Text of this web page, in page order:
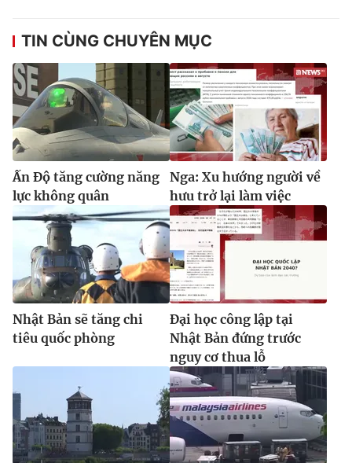
TIN CÙNG CHUYÊN MỤC
Ấn Độ tăng cường năng
lực không quân
Nga: Xu hướng người về
hưu trở lại làm việc
Nhật Bản sẽ tăng chi
tiêu quốc phòng
Đại học công lập tại
Nhật Bản đứng trước
nguy cơ thua lỗ